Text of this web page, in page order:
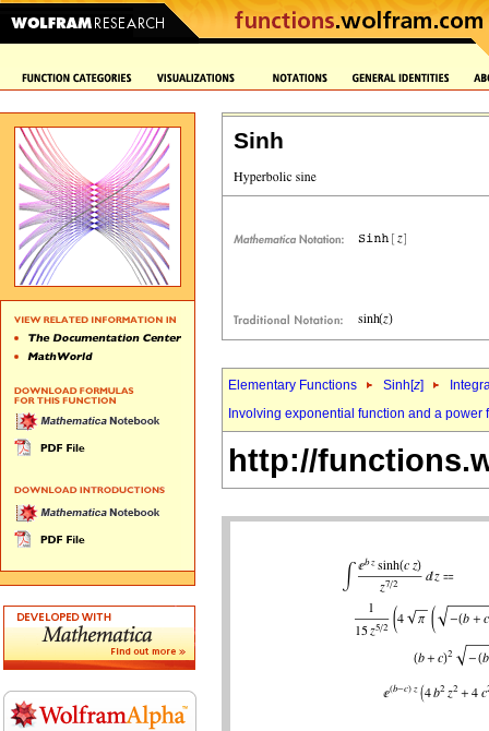
Sinh
Elementary Functions Sinh[z]
Involving exponential function and a power
http://